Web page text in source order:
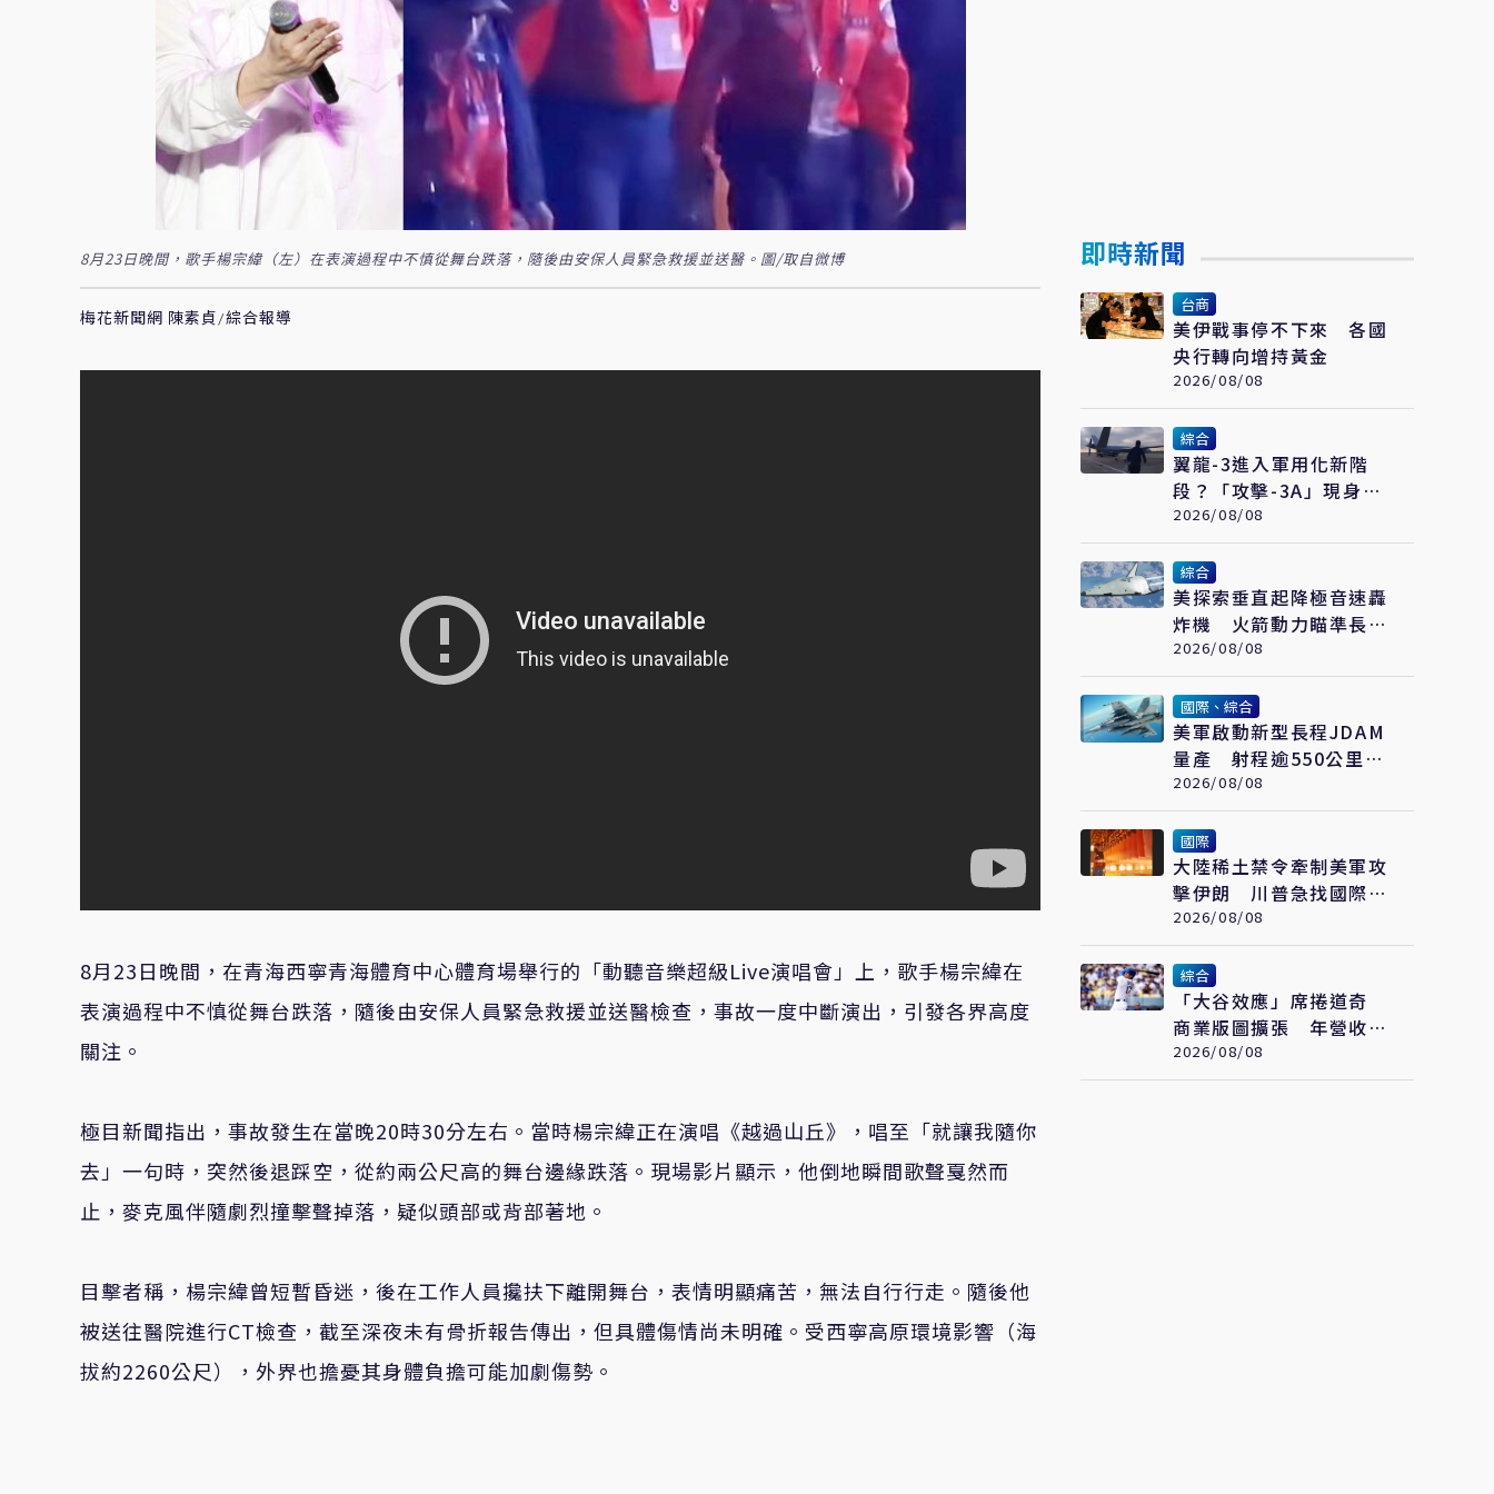
8月23日晚間，歌手楊宗緯（左）在表演過程中不慎從舞台跌落，隨後由安保人員緊急救援並送醫。圖/取自微博
梅花新聞網 陳素貞/綜合報導
8月23日晚間，在青海西寧青海體育中心體育場舉行的「動聽音樂超級Live演唱會」上，歌手楊宗緯在
表演過程中不慎從舞台跌落，隨後由安保人員緊急救援並送醫檢查，事故一度中斷演出，引發各界高度
關注。
極目新聞指出，事故發生在當晚20時30分左右。當時楊宗緯正在演唱《越過山丘》，唱至「就讓我隨你
去」一句時，突然後退踩空，從約兩公尺高的舞台邊緣跌落。現場影片顯示，他倒地瞬間歌聲戛然而
止，麥克風伴隨劇烈撞擊聲掉落，疑似頭部或背部著地。
目擊者稱，楊宗緯曾短暫昏迷，後在工作人員攙扶下離開舞台，表情明顯痛苦，無法自行行走。隨後他
被送往醫院進行CT檢查，截至深夜未有骨折報告傳出，但具體傷情尚未明確。受西寧高原環境影響（海
拔約2260公尺），外界也擔憂其身體負擔可能加劇傷勢。
即時新聞
台商
美伊戰事停不下來 各國
央行轉向增持黃金
2026/08/08
綜合
翼龍-3進入軍用化新階
段？「攻擊-3A」現身聯
合作戰演練
2026/08/08
綜合
美探索垂直起降極音速轟
炸機 火箭動力瞄準長程
高速打擊
2026/08/08
國際、綜合
美軍啟動新型長程JDAM
量產 射程逾550公里、
低成本 防區外打擊新利
器
2026/08/08
國際
大陸稀土禁令牽制美軍攻
擊伊朗 川普急找國際礦
業巨頭開會反制
2026/08/08
綜合
「大谷效應」席捲道奇
商業版圖擴張 年營收衝
破322億元 只是起點
2026/08/08